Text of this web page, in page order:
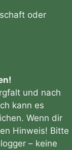
oder
und nach
kann es
Wenn dir
Hinweis! Bitte
– keine